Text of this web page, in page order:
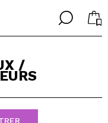
╳
╳
LANGUE
/